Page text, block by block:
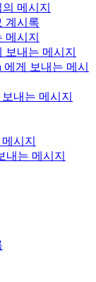
메시지
계시록
시지
내는 메시지
에게 보내는 메시
내는 메시지
시지
내는 메시지